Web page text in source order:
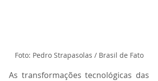
Foto: Pedro Strapasolas / Brasil de Fato
As transformações tecnológicas das